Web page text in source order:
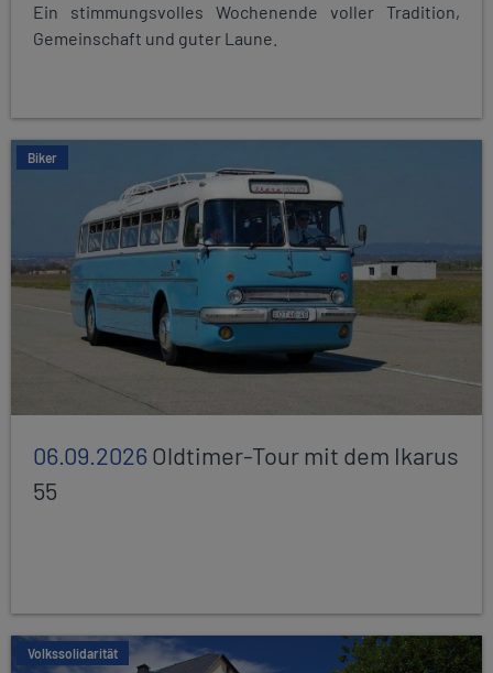
Ein stimmungsvolles Wochenende voller Tradition,
Gemeinschaft und guter Laune.
Biker
06.09.2026Oldtimer-Tour mit dem Ikarus
55
Volkssolidarität